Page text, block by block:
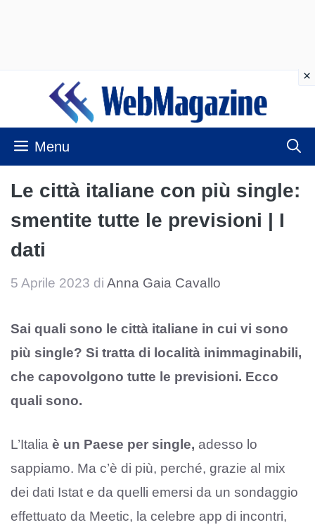
contenuto
Menu
Le città italiane con più single:
smentite tutte le previsioni | I
dati
5 Aprile 2023 di Anna Gaia Cavallo
Sai quali sono le città italiane in cui vi sono
più single? Si tratta di località inimmaginabili,
che capovolgono tutte le previsioni. Ecco
quali sono.
L’Italia è un Paese per single, adesso lo
sappiamo. Ma c’è di più, perché, grazie al mix
dei dati Istat e da quelli emersi da un sondaggio
effettuato da Meetic, la celebre app di incontri,